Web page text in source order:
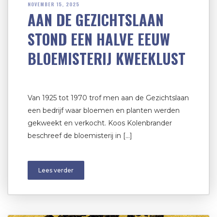
NOVEMBER 15, 2025
AAN DE GEZICHTSLAAN
STOND EEN HALVE EEUW
BLOEMISTERIJ KWEEKLUST
Van 1925 tot 1970 trof men aan de Gezichtslaan
een bedrijf waar bloemen en planten werden
gekweekt en verkocht. Koos Kolenbrander
beschreef de bloemisterij in […]
Lees verder